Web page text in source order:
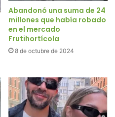
Abandonó una suma de 24
millones que había robado
en el mercado
Frutihortícola
8 de octubre de 2024